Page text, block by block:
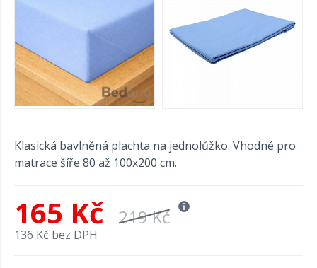
Klasická bavlněná plachta na jednolůžko. Vhodné pro
matrace šíře 80 až 100x200 cm.
165 Kč 219 Kč
136 Kč bez DPH